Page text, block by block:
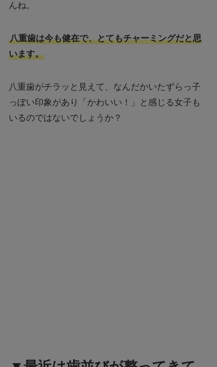
んね。
八重歯は今も健在で、とてもチャーミングだと思
います。
八重歯がチラッと見えて、なんだかいたずらっ子
っぽい印象があり「かわいい！」と感じる女子も
いるのではないでしょうか？